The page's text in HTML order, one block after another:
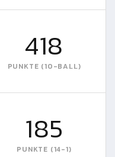
418
PUNKTE (10-BALL)
185
PUNKTE (14-1)